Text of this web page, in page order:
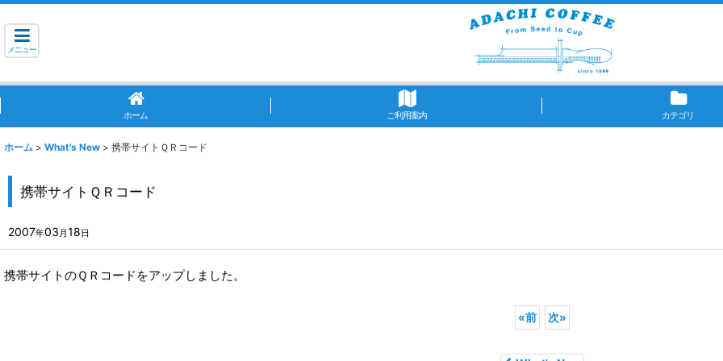
メニュー
ホーム ご利用案内 カテゴリ
ホーム > What's New > 携帯サイトＱＲコード
携帯サイトＱＲコード
2007年03 月18日
携帯サイトのＱＲコードをアップしました。
«前 次»